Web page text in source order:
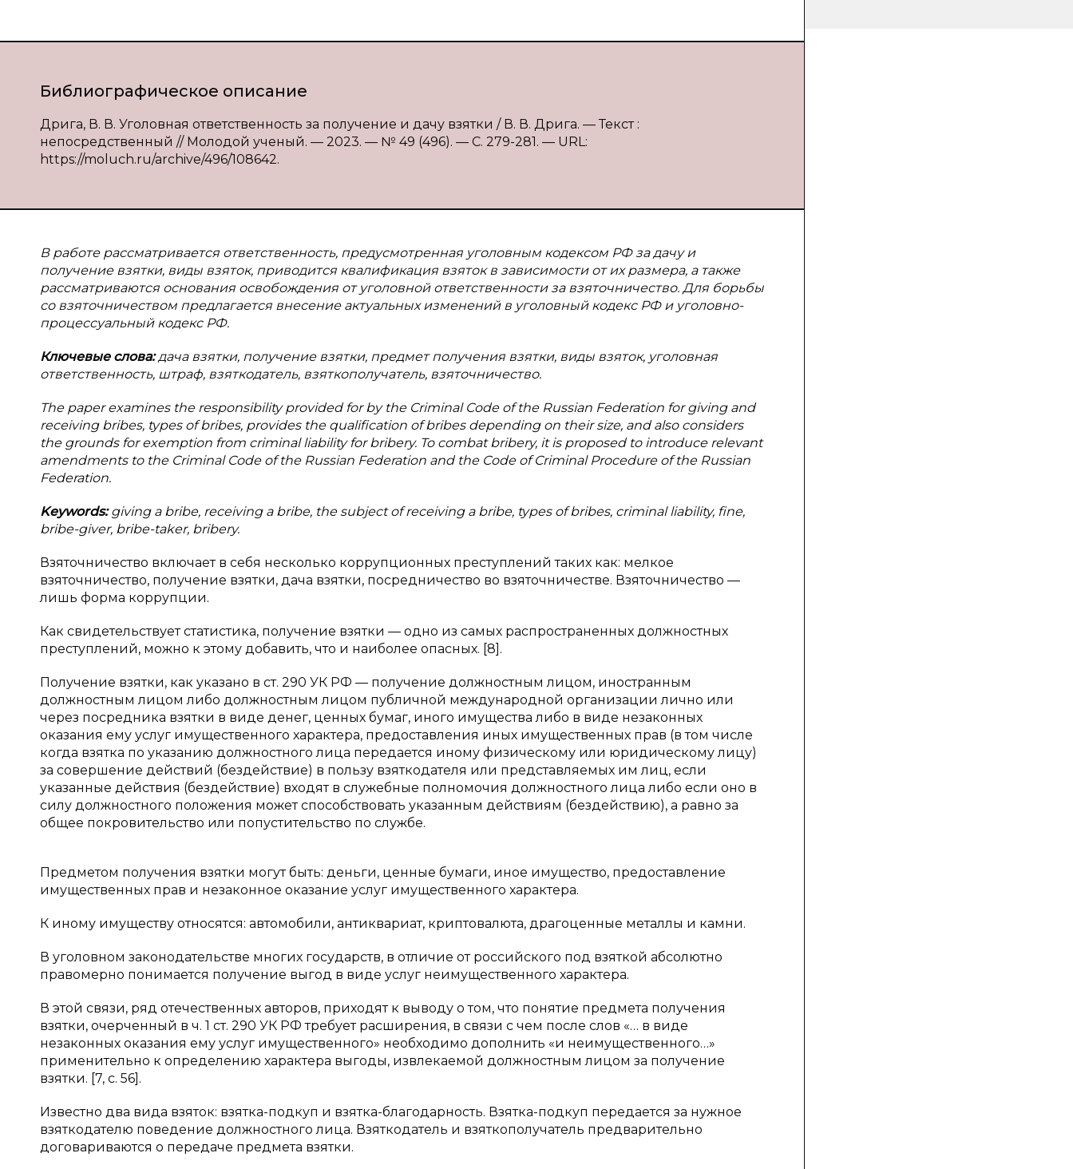
Библиографическое описание
Дрига, В. В. Уголовная ответственность за получение и дачу взятки / В. В. Дрига. — Текст :
непосредственный // Молодой ученый. — 2023. — № 49 (496). — С. 279-281. — URL:
https://moluch.ru/archive/496/108642.
В работе рассматривается ответственность, предусмотренная уголовным кодексом РФ за дачу и
получение взятки, виды взяток, приводится квалификация взяток в зависимости от их размера, а также
рассматриваются основания освобождения от уголовной ответственности за взяточничество. Для борьбы
со взяточничеством предлагается внесение актуальных изменений в уголовный кодекс РФ и уголовно-
процессуальный кодекс РФ.
Ключевые слова:дача взятки, получение взятки, предмет получения взятки, виды взяток, уголовная
ответственность, штраф, взяткодатель, взяткополучатель, взяточничество.
The paper examines the responsibility provided for by the Criminal Code of the Russian Federation for giving and
receiving bribes, types of bribes, provides the qualification of bribes depending on their size, and also considers
the grounds for exemption from criminal liability for bribery. To combat bribery, it is proposed to introduce relevant
amendments to the Criminal Code of the Russian Federation and the Code of Criminal Procedure of the Russian
Federation.
Keywords:giving a bribe, receiving a bribe, the subject of receiving a bribe, types of bribes, criminal liability, fine,
bribe-giver, bribe-taker, bribery.
Взяточничество включает в себя несколько коррупционных преступлений таких как: мелкое
взяточничество, получение взятки, дача взятки, посредничество во взяточничестве. Взяточничество —
лишь форма коррупции.
Как свидетельствует статистика, получение взятки — одно из самых распространенных должностных
преступлений, можно к этому добавить, что и наиболее опасных. [8].
Получение взятки, как указано в ст. 290 УК РФ — получение должностным лицом, иностранным
должностным лицом либо должностным лицом публичной международной организации лично или
через посредника взятки в виде денег, ценных бумаг, иного имущества либо в виде незаконных
оказания ему услуг имущественного характера, предоставления иных имущественных прав (в том числе
когда взятка по указанию должностного лица передается иному физическому или юридическому лицу)
за совершение действий (бездействие) в пользу взяткодателя или представляемых им лиц, если
указанные действия (бездействие) входят в служебные полномочия должностного лица либо если оно в
силу должностного положения может способствовать указанным действиям (бездействию), а равно за
общее покровительство или попустительство по службе.
Предметом получения взятки могут быть: деньги, ценные бумаги, иное имущество, предоставление
имущественных прав и незаконное оказание услуг имущественного характера.
К иному имуществу относятся: автомобили, антиквариат, криптовалюта, драгоценные металлы и камни.
В уголовном законодательстве многих государств, в отличие от российского под взяткой абсолютно
правомерно понимается получение выгод в виде услуг неимущественного характера.
В этой связи, ряд отечественных авторов, приходят к выводу о том, что понятие предмета получения
взятки, очерченный в ч. 1 ст. 290 УК РФ требует расширения, в связи с чем после слов «… в виде
незаконных оказания ему услуг имущественного» необходимо дополнить «и неимущественного…»
применительно к определению характера выгоды, извлекаемой должностным лицом за получение
взятки. [7, с. 56].
Известно два вида взяток: взятка-подкуп и взятка-благодарность. Взятка-подкуп передается за нужное
взяткодателю поведение должностного лица. Взяткодатель и взяткополучатель предварительно
договариваются о передаче предмета взятки.